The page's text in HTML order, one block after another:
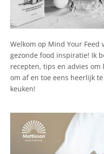
Welkom op Mind Your
gezonde food inspiratie! Ik
recepten, tips en advies om
om af en toe eens heerlijk
keuken!